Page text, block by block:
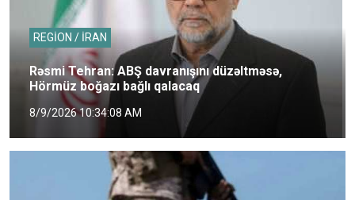
REGİON / İRAN
Rəsmi Tehran: ABŞ davranışını düzəltməsə,
Hörmüz boğazı bağlı qalacaq
8/9/2026 10:34:08 AM